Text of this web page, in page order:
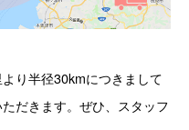
り半径30kmにつきまして
だきます。ぜひ、スタッフ